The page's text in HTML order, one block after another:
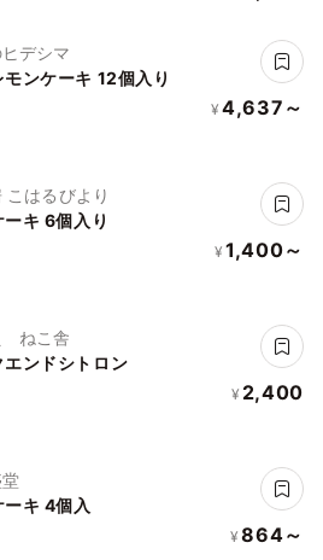
デシマ
ンケーキ 12個入り
¥ 4,637～
こはるびより
ーキ 6個入り
¥ 1,400～
ねこ舎
エンドシトロン
¥ 2,400
ーキ 4個入
¥ 864～